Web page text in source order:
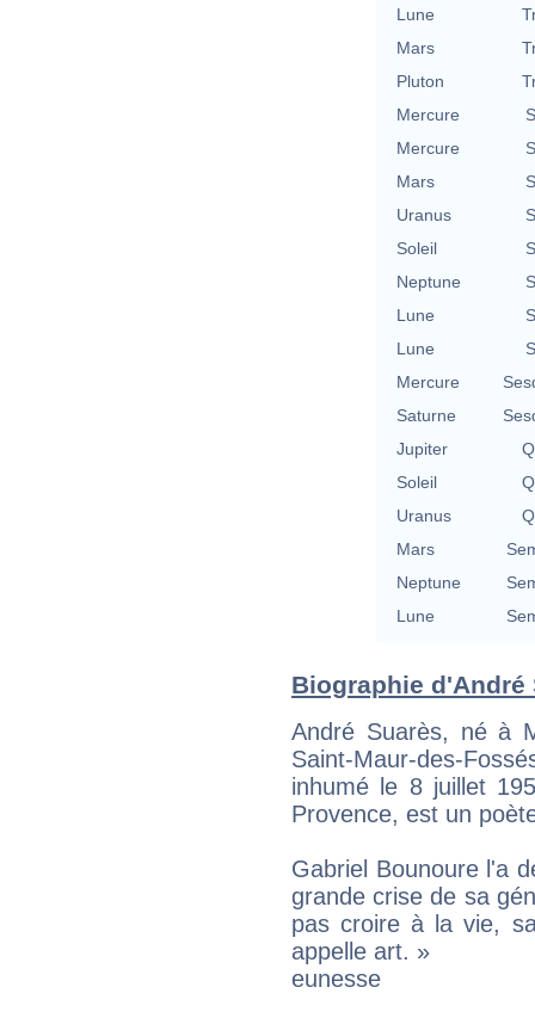
Lune
Mars
Pluton
Mercure
Mercure
Mars
Uranus
Soleil
Neptune
Lune
Lune
Mercure
Saturne
Jupiter
Soleil
Uranus
Mars
Neptune
Lune
Biographie d'André
André Suarès, né à
Saint-Maur-des-
inhumé le 8 juillet
Provence, est un
Gabriel Bounoure l'a
grande crise de sa
pas croire à la vie,
appelle art. »
eunesse